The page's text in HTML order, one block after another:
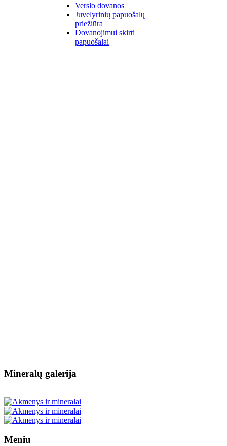
Verslo dovanos
Juvelyrinių papuošalų
priežiūra
Dovanojimui skirti
papuošalai
Mineralų galerija
Meniu